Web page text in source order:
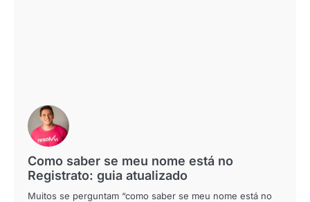
Como saber se meu nome está no
Registrato: guia atualizado
Muitos se perguntam “como saber se meu nome está no